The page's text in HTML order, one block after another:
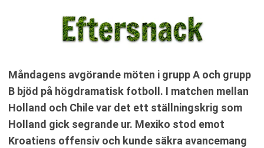
Måndagens avgörande möten i grupp A och grupp
B bjöd på högdramatisk fotboll. I matchen mellan
Holland och Chile var det ett ställningskrig som
Holland gick segrande ur. Mexiko stod emot
Kroatiens offensiv och kunde säkra avancemang